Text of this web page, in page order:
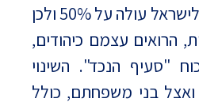
עולה על
הרואים עצמם כיהודים,
"סעיף הנכד". השינוי
בני משפחתם, כולל